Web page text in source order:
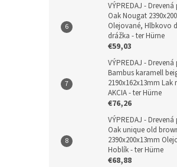
VÝPREDAJ -
Oak Nougat
Olejované, Hlbkovo
drážka - ter Hürne
€59,03
VÝPREDAJ -
Bambus karamell
2190x162x13mm Lak
AKCIA - ter Hürne
€76,26
VÝPREDAJ -
Oak unique old
2390x200x13mm
Hoblík - ter Hürne
€68,88